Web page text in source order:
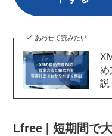
あわせて読みたい
め
説
Lfree | 短期間で